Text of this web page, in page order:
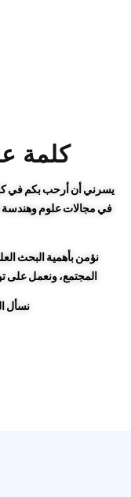
كلمة
يسرني أن أرحب بكم في
في مجالات علوم وهندسة
نؤمن بأهمية البحث
المجتمع، ونعمل على
نسأل